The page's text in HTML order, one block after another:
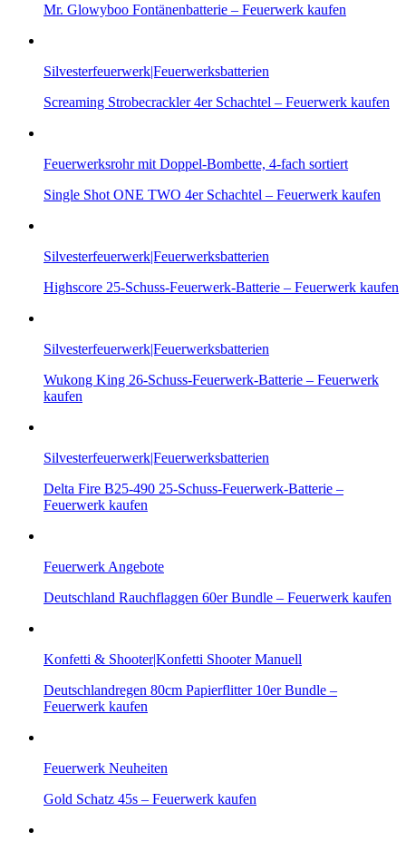
Mr. Glowyboo Fontänenbatterie – Feuerwerk kaufen
Silvesterfeuerwerk|Feuerwerksbatterien
Screaming Strobecrackler 4er Schachtel – Feuerwerk kaufen
Feuerwerksrohr mit Doppel-Bombette, 4-fach sortiert
Single Shot ONE TWO 4er Schachtel – Feuerwerk kaufen
Silvesterfeuerwerk|Feuerwerksbatterien
Highscore 25-Schuss-Feuerwerk-Batterie – Feuerwerk kaufen
Silvesterfeuerwerk|Feuerwerksbatterien
Wukong King 26-Schuss-Feuerwerk-Batterie – Feuerwerk
kaufen
Silvesterfeuerwerk|Feuerwerksbatterien
Delta Fire B25-490 25-Schuss-Feuerwerk-Batterie –
Feuerwerk kaufen
Feuerwerk Angebote
Deutschland Rauchflaggen 60er Bundle – Feuerwerk kaufen
Konfetti & Shooter|Konfetti Shooter Manuell
Deutschlandregen 80cm Papierflitter 10er Bundle –
Feuerwerk kaufen
Feuerwerk Neuheiten
Gold Schatz 45s – Feuerwerk kaufen